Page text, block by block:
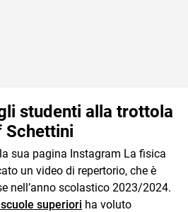
studenti alla trottola
Schettini
sua pagina Instagram La fisica
un video di repertorio, che è
nell’anno scolastico 2023/2024.
superiori ha voluto